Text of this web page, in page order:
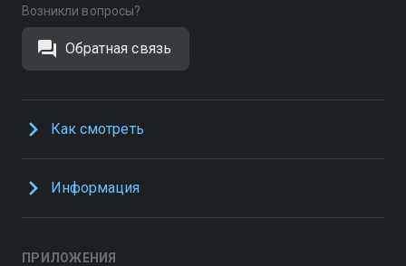
Возникли вопросы?
Обратная связь
Как смотреть
Информация
ПРИЛОЖЕНИЯ